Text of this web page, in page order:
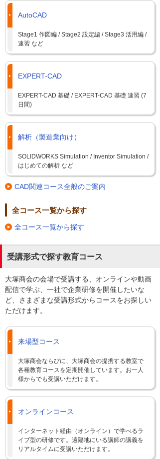
AutoCAD
Stage1 作図編 / Stage2 設定編 / Stage3 活用編 /
速習 など
EXPERT-CAD
EXPERT-CAD 基礎 / EXPERT-CAD 基礎 速習 (7
日間)
解析（製造業向け）
SOLIDWORKS Simulation / Inventor Simulation /
はじめての解析 など
CAD関連コース全般のご案内
全コース一覧から探す
全コース一覧から探す
受講形式で探す教育コース
大塚商会の会場で受講する、オンラインや動画
配信で学ぶ、一社で企業研修を開催したいな
ど、さまざまな受講形式からコースをお探しい
ただけます。
来場型コース
大塚商会ならびに、大塚商会の提携する教室で
各種教育コースを定期開催しています。お一人
様からでも受講いただけます。
オンラインコース
インターネット経由（オンライン）で学べるラ
イブ型の研修です。遠隔地にいる講師の講義を
リアルタイムに受講いただけます。